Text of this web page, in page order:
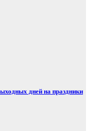
дней на праздники